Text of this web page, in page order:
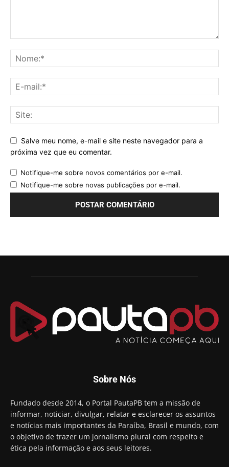
Salve meu nome, e-mail e site neste navegador para a
próxima vez que eu comentar.
Notifique-me sobre novos comentários por e-mail.
Notifique-me sobre novas publicações por e-mail.
Sobre Nós
Fundado desde 2014, o Portal PautaPB tem a missão de
informar, noticiar, divulgar, relatar e esclarecer os assuntos
e notícias mais importantes da Paraíba, Brasil e mundo, com
o objetivo de trazer um jornalismo plural com respeito e
ética pela informação e aos seus leitores.